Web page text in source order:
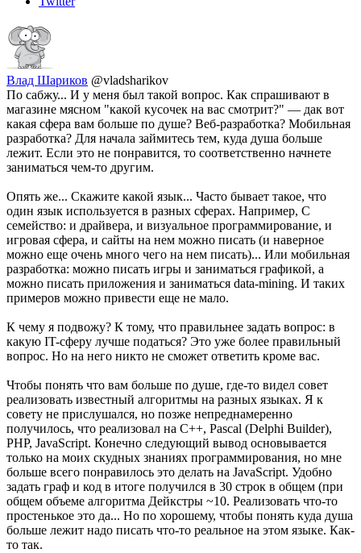
Влад Шариков @vladsharikov
По сабжу... И у меня был такой вопрос. Как спрашивают в
магазине мясном "какой кусочек на вас смотрит?" — дак вот
какая сфера вам больше по душе? Веб-разработка? Мобильная
разработка? Для начала займитесь тем, куда душа больше
лежит. Если это не понравится, то соответственно начнете
заниматься чем-то другим.
Опять же... Скажите какой язык... Часто бывает такое, что
один язык используется в разных сферах. Например, С
семейство: и драйвера, и визуальное программирование, и
игровая сфера, и сайты на нем можно писать (и наверное
можно еще очень много чего на нем писать)... Или мобильная
разработка: можно писать игры и заниматься графикой, а
можно писать приложения и заниматься data-mining. И таких
примеров можно привести еще не мало.
К чему я подвожу? К тому, что правильнее задать вопрос: в
какую IT-сферу лучше податься? Это уже более правильный
вопрос. Но на него никто не сможет ответить кроме вас.
Чтобы понять что вам больше по душе, где-то видел совет
реализовать известный алгоритмы на разных языках. Я к
совету не прислушался, но позже непреднамеренно
получилось, что реализовал на С++, Pascal (Delphi Builder),
PHP, JavaScript. Конечно следующий вывод основывается
только на моих скудных знаниях программирования, но мне
больше всего понравилось это делать на JavaScript. Удобно
задать граф и код в итоге получился в 30 строк в общем (при
общем объеме алгоритма Дейкстры ~10. Реализовать что-то
простенькое это да... Но по хорошему, чтобы понять куда душа
больше лежит надо писать что-то реальное на этом языке. Как-
то так.